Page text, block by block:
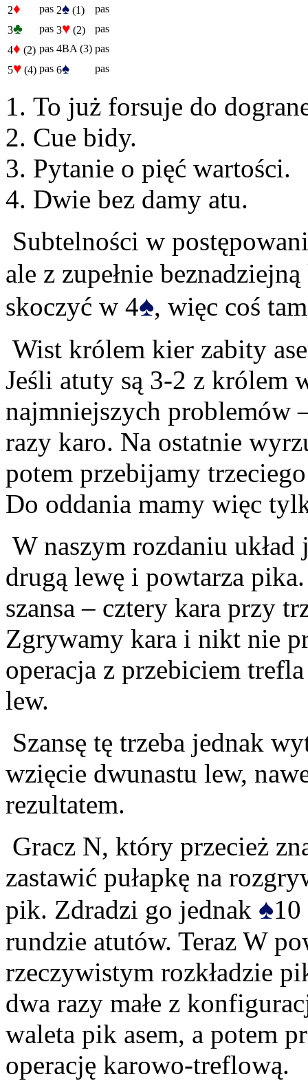
2♦ pas 2♠ (1)
pas
3♣ pas 3♥ (2)
pas
4♦ (2) pas 4BA (3) pas
5♥ (4) pas 6♠ pas
To już forsuje do
Cue bidy.
Pytanie o pięć wartości.
Dwie bez damy atu.
Subtelności w
ale z zupełnie
skoczyć w 4♠, więc coś
Wist królem kier zabity
Jeśli atuty są 3-2 z królem
najmniejszych problemów
razy karo. Na ostatnie
potem przebijamy
Do oddania mamy więc
W naszym rozdaniu
drugą lewę i powtarza
szansa – cztery kara przy
Zgrywamy kara i nikt nie
operacja z przebiciem
lew.
Szansę tę trzeba jednak
wzięcie dwunastu lew,
rezultatem.
Gracz N, który przecież
zastawić pułapkę na
pik. Zdradzi go jednak ♠
rundzie atutów. Teraz W
rzeczywistym rozkładzie
dwa razy małe z
waleta pik asem, a potem
operację karowo-treflową.